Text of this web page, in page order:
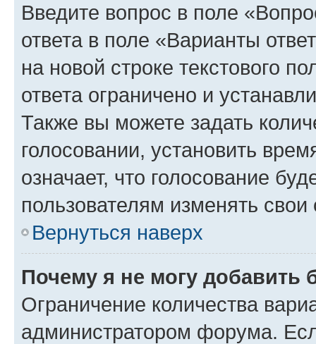
Введите вопрос в поле
ответа в поле «Варианты
на новой строке текстового
ответа ограничено и
Также вы можете задать
голосовании, установить
означает, что голосование
пользователям изменять свои
Вернуться наверх
Почему я не могу добавить
Ограничение количества
администратором форума.